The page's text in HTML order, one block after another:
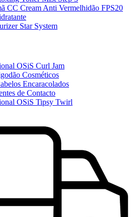
CC Cream Anti Vermelhidão FPS20
Star System
OSiS Curl Jam
Cosméticos
Encaracolados
de Contacto
OSiS Tipsy Twirl